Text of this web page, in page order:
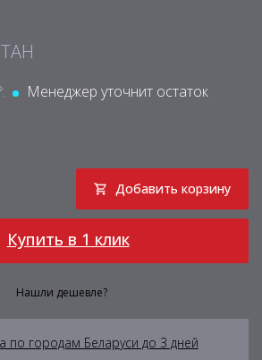
Менеджер уточнит остаток
Добавить корзину
Купить в 1 клик
Нашли дешевле?
по городам Беларуси до 3 дней